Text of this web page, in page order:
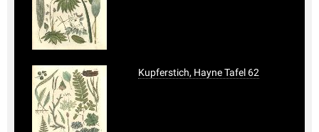
Kupferstich, Hayne Tafel 62